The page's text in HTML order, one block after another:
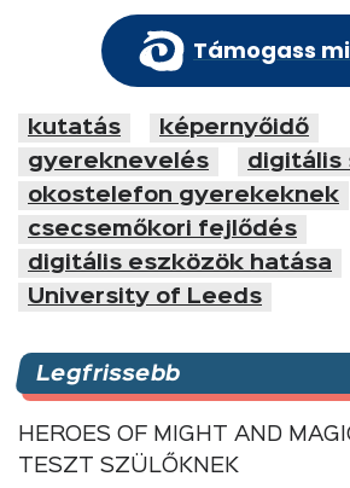
Támogass
kutatás
képernyőidő
gyereknevelés
digitális
okostelefon gyerekeknek
csecsemőkori fejlődés
digitális eszközök hatása
University of Leeds
Legfrissebb
HEROES OF MIGHT AND
TESZT SZÜLŐKNEK